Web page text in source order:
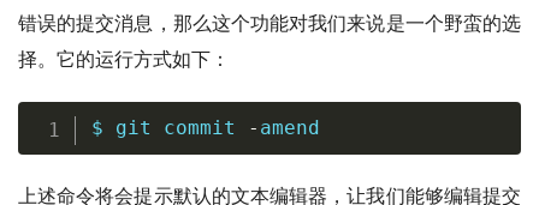
错误的提交消息，那么这个功能对我们来说是一个野蛮的选
择。它的运行方式如下：
$ git commit - amend
上述命令将会提示默认的文本编辑器，让我们能够编辑提交